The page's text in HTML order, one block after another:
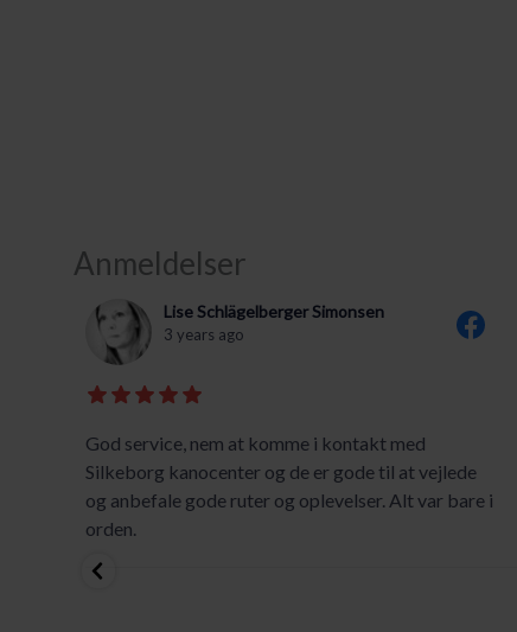
Anmeldelser
Lise Schlägelberger Simonsen
3 years ago
God service, nem at komme i kontakt med
Silkeborg kanocenter og de er gode til at vejlede
og anbefale gode ruter og oplevelser. Alt var bare i
orden.